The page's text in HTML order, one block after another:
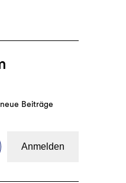
Beiträge
Anmelden